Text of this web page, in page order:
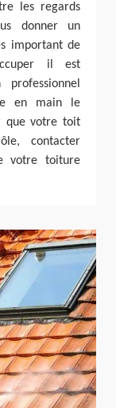
les regards
donner un
important de
il est
en main le
que votre toit
contacter
votre toiture